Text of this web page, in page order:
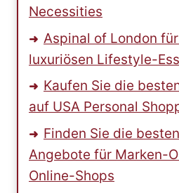
Necessities
Aspinal of London
luxuriösen Lifestyle-
Kaufen Sie die
auf USA Personal
Finden Sie die
Angebote für Marken-
Online-Shops